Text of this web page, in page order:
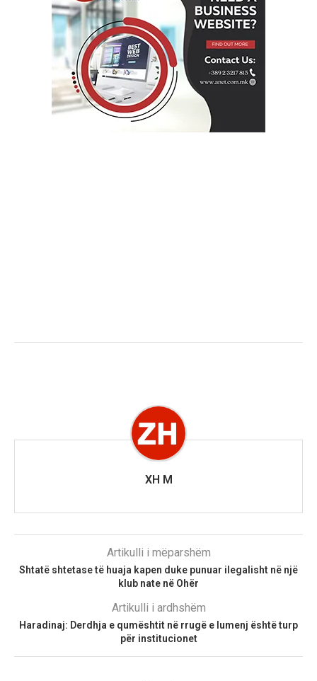
XH M
Artikulli i mëparshëm
Shtatë shtetase të huaja kapen duke punuar ilegalisht në një
klub nate në Ohër
Artikulli i ardhshëm
Haradinaj: Derdhja e qumështit në rrugë e lumenj është turp
për institucionet